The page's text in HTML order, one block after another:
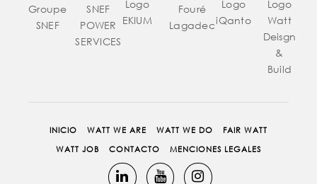
INICIO WATT WE ARE WATT WE DO
FAIR WATT
WATT JOB
CONTACTO MENCIONES LEGALES